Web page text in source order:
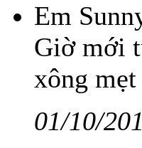
Em
Giờ mới
xông
01/10/